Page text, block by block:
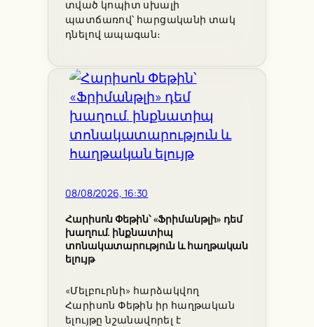
տված կոպիտ սխալի
պատճառով՝ հարցականի տակ
դնելով ապագան։
08/08/2026, 16:30
Հարիսոն Փեթին՝ «Ֆրիմանթլի» դեմ
խաղում. ինքնատիպ
տոնակատարություն և հաղթական
ելույթ
«Մելբուրնի» հարձակվող
Հարիսոն Փեթին իր հաղթական
ելույթը նշանավորել է